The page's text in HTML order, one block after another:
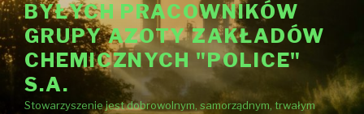
BYŁYCH PRACOWNIKÓW
GRUPY AZOTY ZAKŁADÓW
CHEMICZNYCH "POLICE"
S.A.
Stowarzyszenie jest dobrowolnym, samorządnym, trwałym